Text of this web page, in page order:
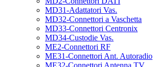
MD31-Adattatori Vas.
MD32-Connettori a Vaschetta
MD33-Connettori Centronix
MD34-Custodie Vas.
ME2-Connettori RF
ME31-Connettori Ant. Autoradio
ME32-Connettori Antenna TV